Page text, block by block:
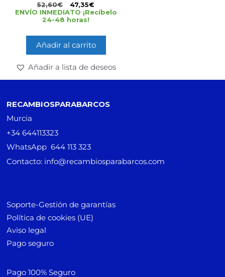
52,60€ 47,35€
ENVÍO INMEDIATO ¡Recíbelo
24-48 horas!
Añadir al carrito
Añadir a lista de deseos
RECAMBIOSPARABARCOS
Murcia
+34 644113323
WhatsApp 644 113 323
Contacto: info@recambiosparabarcos.com
Soporte-Gestión de garantías
Política de cookies (UE)
Aviso legal
Pago seguro
Pago 100% Seguro